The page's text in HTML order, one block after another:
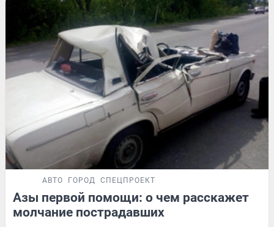
АВТО ГОРОД СПЕЦПРОЕКТ
Азы первой помощи: о чем расскажет
молчание пострадавших